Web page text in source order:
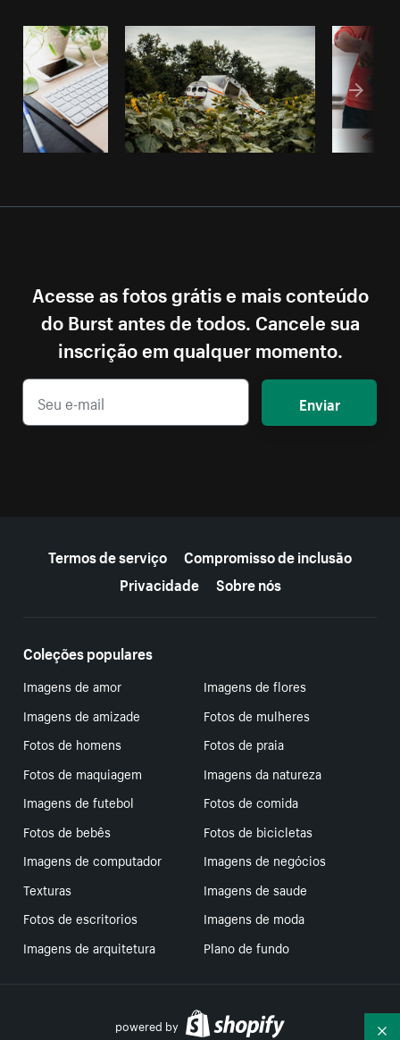
Acesse as fotos grátis e mais conteúdo
do Burst antes de todos. Cancele sua
inscrição em qualquer momento.
Enviar
Termos de serviço
Compromisso de inclusão
Privacidade
Sobre nós
Coleções populares
Imagens de amor
Imagens de flores
Imagens de amizade
Fotos de mulheres
Fotos de homens
Fotos de praia
Fotos de maquiagem
Imagens da natureza
Imagens de futebol
Fotos de comida
Fotos de bebês
Fotos de bicicletas
Imagens de computador
Imagens de negócios
Texturas
Imagens de saude
Fotos de escritorios
Imagens de moda
Imagens de arquitetura
Plano de fundo
powered by